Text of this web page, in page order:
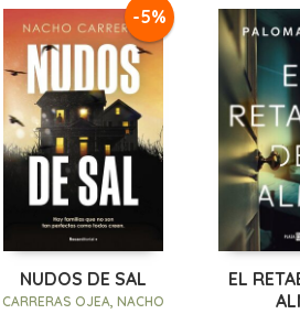
-5%
NUDOS DE SAL
CARRERAS OJEA, NACHO
EL